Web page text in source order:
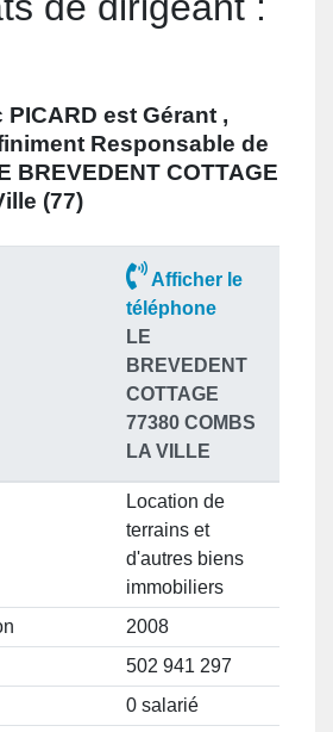
PICARD est Gérant ,
Responsable de
BREVEDENT COTTAGE
(77)
Afficher le
téléphone
LE
BREVEDENT
COTTAGE
77380 COMBS
LA VILLE
Location de
terrains et
d'autres biens
immobiliers
2008
502 941 297
0 salarié